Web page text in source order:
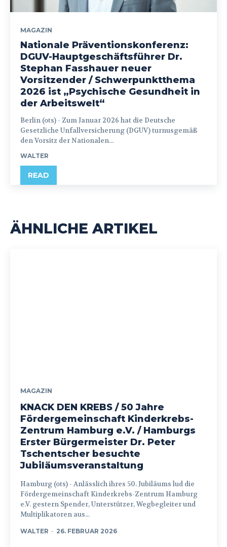
MAGAZIN
Nationale Präventionskonferenz:
DGUV-Hauptgeschäftsführer Dr.
Stephan Fasshauer neuer
Vorsitzender / Schwerpunktthema
2026 ist „Psychische Gesundheit in
der Arbeitswelt“
Berlin (ots) - Zum Januar 2026 hat die Deutsche
Gesetzliche Unfallversicherung (DGUV) turnusgemäß
den Vorsitz der Nationalen...
WALTER
READ
ÄHNLICHE ARTIKEL
MAGAZIN
KNACK DEN KREBS / 50 Jahre
Fördergemeinschaft Kinderkrebs-
Zentrum Hamburg e.V. / Hamburgs
Erster Bürgermeister Dr. Peter
Tschentscher besuchte
Jubiläumsveranstaltung
Hamburg (ots) - Anlässlich ihres 50. Jubiläums lud die
Fördergemeinschaft Kinderkrebs-Zentrum Hamburg
e.V. gestern Spender, Unterstützer, Wegbegleiter und
Multiplikatoren aus...
WALTER - 26. FEBRUAR 2026